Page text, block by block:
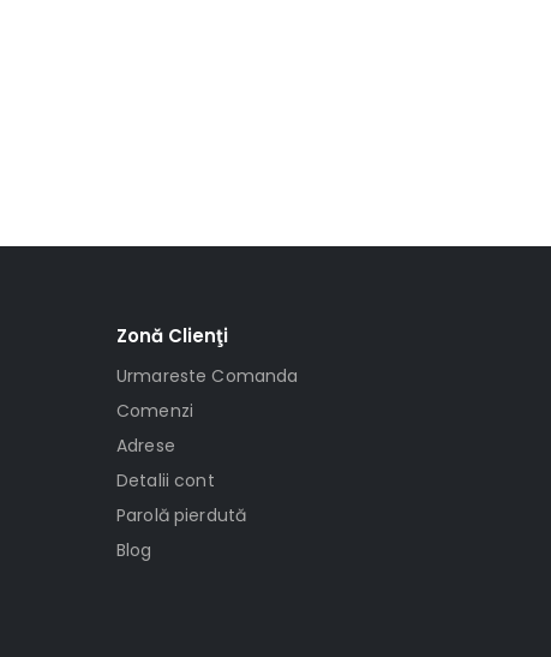
Zonă Clienţi
Urmareste Comanda
Comenzi
Adrese
Detalii cont
Parolă pierdută
Blog